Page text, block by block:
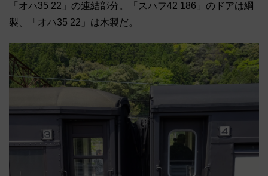
「オハ35 22」の連結部分。「スハフ42 186」のドアは綱
製、「オハ35 22」は木製だ。